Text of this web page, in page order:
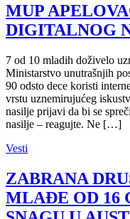
MUP
DIGITALNOG
7 od 10 mladih doživelo
Ministarstvo unutrašnjih
90 odsto dece koristi
vrstu uznemirujućeg
nasilje prijavi da bi se
nasilje – reagujte. Ne […]
Vesti
ZABRANA
MLAĐE OD 16